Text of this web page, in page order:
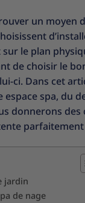
un moyen
le plan
de choisir le
ci. Dans cet
spa, du
donnerons
jardin
de nage